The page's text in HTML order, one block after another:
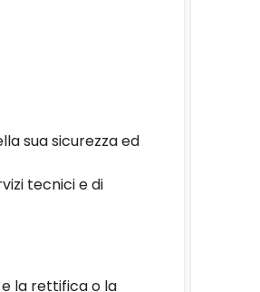
sua sicurezza ed
tecnici e di
e la rettifica o la